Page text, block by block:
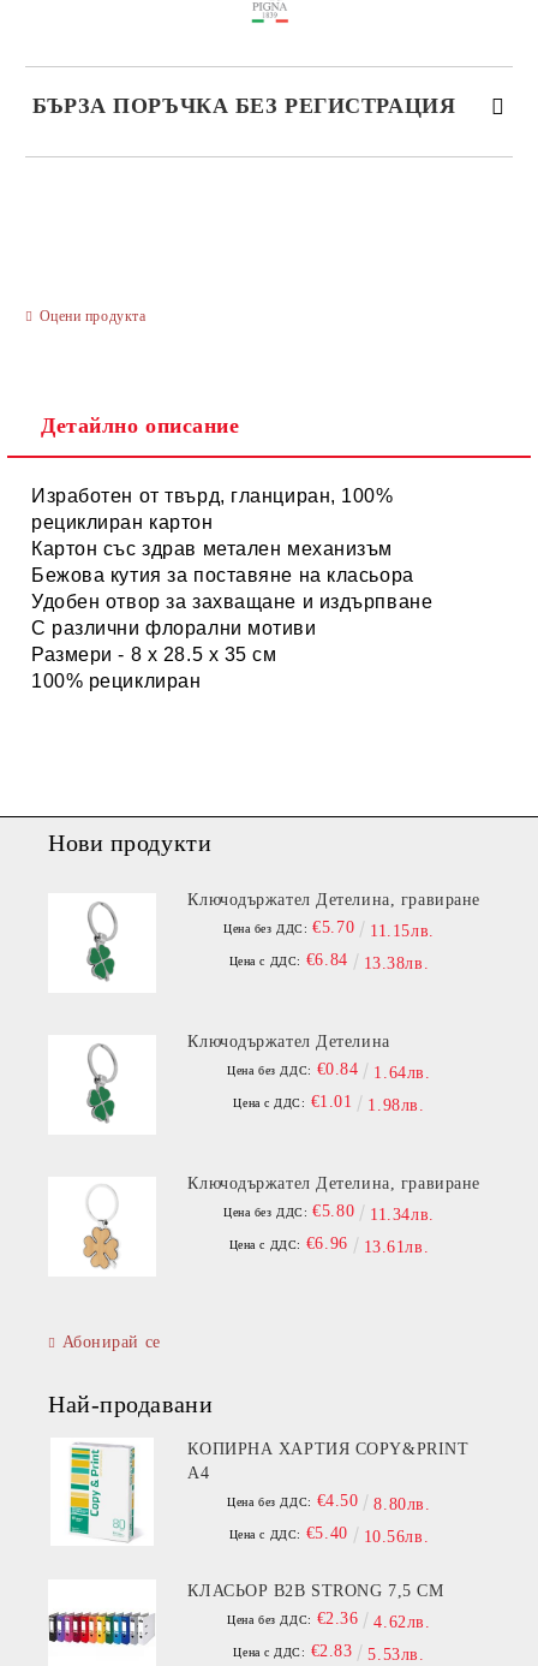
БЪРЗА ПОРЪЧКА БЕЗ РЕГИСТРАЦИЯ
Оцени продукта
Детайлно описание
Изработен от твърд, гланциран, 100%
рециклиран картон
Картон със здрав метален механизъм
Бежова кутия за поставяне на класьора
Удобен отвор за захващане и издърпване
С различни флорални мотиви
Размери - 8 х 28.5 х 35 см
100% рециклиран
Нови продукти
Ключодържател Детелина, гравиране
Цена без ДДС: €5.70 11.15лв.
Цена с ДДС: €6.84 13.38лв.
Ключодържател Детелина
Цена без ДДС: €0.84 1.64лв.
Цена с ДДС: €1.01 1.98лв.
Ключодържател Детелина, гравиране
Цена без ДДС: €5.80 11.34лв.
Цена с ДДС: €6.96 13.61лв.
Абонирай се
Най-продавани
КОПИРНА ХАРТИЯ COPY&PRINT
A4
Цена без ДДС: €4.50 8.80лв.
Цена с ДДС: €5.40 10.56лв.
КЛАСЬОР B2B STRONG 7,5 СМ
Цена без ДДС: €2.36 4.62лв.
Цена с ДДС: €2.83 5.53лв.